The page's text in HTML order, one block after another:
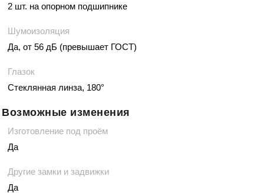
2 шт. на опорном подшипнике
Шумоизоляция
Да, от 56 дБ (превышает ГОСТ)
Глазок
Стеклянная линза, 180°
Возможные изменения
Изготовление под проём
Да
Другие замки и задвижки
Да